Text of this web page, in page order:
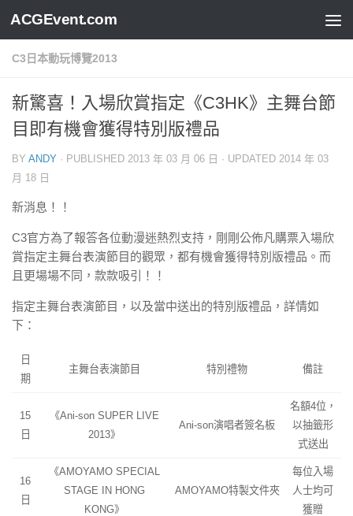
ACGEvent.com
C3日本動玩博覽2013
新驚喜！入場欣賞指定《C3HK》主舞台節
目即有機會獲得特別版禮品
BY ANDY · PUBLISHED 2013 年 03 月 06 日 · UPDATED 2014 年 03
月 18 日
新消息！！
C3官方為了報答各位動漫迷熱烈支持，剛剛公佈凡購票入場欣
賞指定主舞台表演節目的觀眾，都有機會獲得特別版禮品。而
且更場場不同，款款吸引！！
指定主舞台表演節目，以及當中送出的特別版禮品，詳情如
下：
日
期
主舞台表演節目 特別禮物 備註
15
日
《Ani-son SUPER LIVE
2013》
Ani-son演唱者簽名板
名額4位，
以抽籤形
式送出
16
日
《AMOYAMO SPECIAL
STAGE IN HONG
KONG》
AMOYAMO特製文件夾
每位入場
人士均可
獲贈